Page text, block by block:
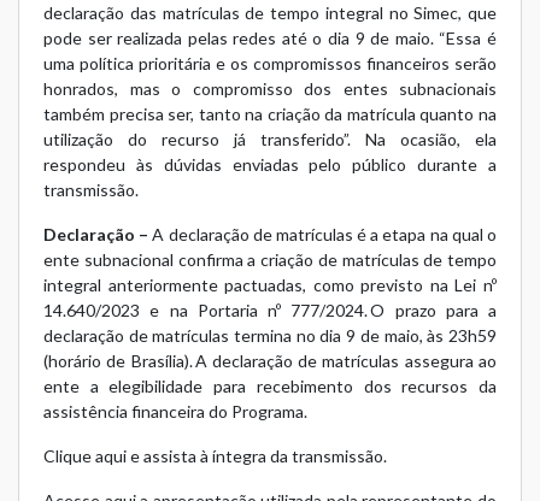
declaração das matrículas de tempo integral no Simec, que
pode ser realizada pelas redes até o dia 9 de maio. “Essa é
uma política prioritária e os compromissos financeiros serão
honrados, mas o compromisso dos entes subnacionais
também precisa ser, tanto na criação da matrícula quanto na
utilização do recurso já transferido”. Na ocasião, ela
respondeu às dúvidas enviadas pelo público durante a
transmissão.
Declaração – A declaração de matrículas é a etapa na qual o
ente subnacional confirma a criação de matrículas de tempo
integral anteriormente pactuadas, como previsto na Lei nº
14.640/2023 e na Portaria nº 777/2024. O prazo para a
declaração de matrículas termina no dia 9 de maio, às 23h59
(horário de Brasília). A declaração de matrículas assegura ao
ente a elegibilidade para recebimento dos recursos da
assistência financeira do Programa.
Clique aqui e assista à íntegra da transmissão.